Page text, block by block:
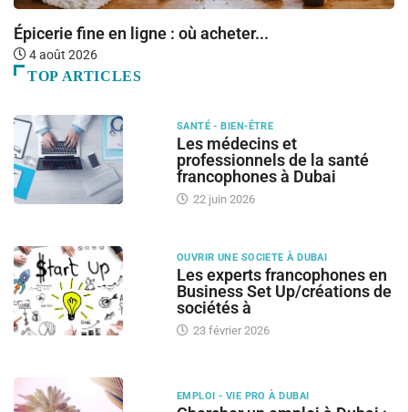
Épicerie fine en ligne : où acheter...
4 août 2026
TOP ARTICLES
SANTÉ - BIEN-ÊTRE
Les médecins et
professionnels de la santé
francophones à Dubai
22 juin 2026
OUVRIR UNE SOCIETE À DUBAI
Les experts francophones en
Business Set Up/créations de
sociétés à
23 février 2026
EMPLOI - VIE PRO À DUBAI